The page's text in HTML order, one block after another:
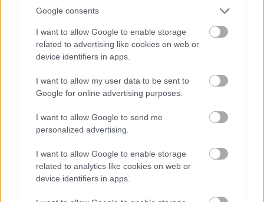
Google consents
I want to allow Google to enable storage
related to advertising like cookies on web or
device identifiers in apps.
I want to allow my user data to be sent to
Google for online advertising purposes.
I want to allow Google to send me
personalized advertising.
I want to allow Google to enable storage
related to analytics like cookies on web or
device identifiers in apps.
vérfrissítése céljából. Más kérdés, hogy aki eleve 50
ezer alatt nézett lemezjátszót magának, az mit fog
szólni egy ilyen tételhez a bankszámláján.
Mire figyeljünk oda?